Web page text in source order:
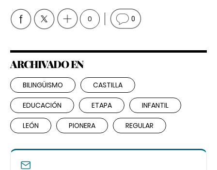
0 0
ARCHIVADO EN
BILINGÜISMO CASTILLA
EDUCACIÓN ETAPA INFANTIL
LEÓN PIONERA REGULAR